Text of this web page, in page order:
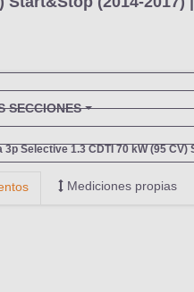
Start&Stop (2014-2017) |